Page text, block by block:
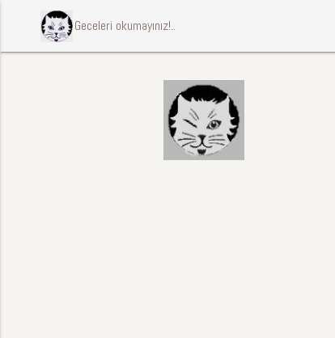
ccccci Geceleri okumayınız!..